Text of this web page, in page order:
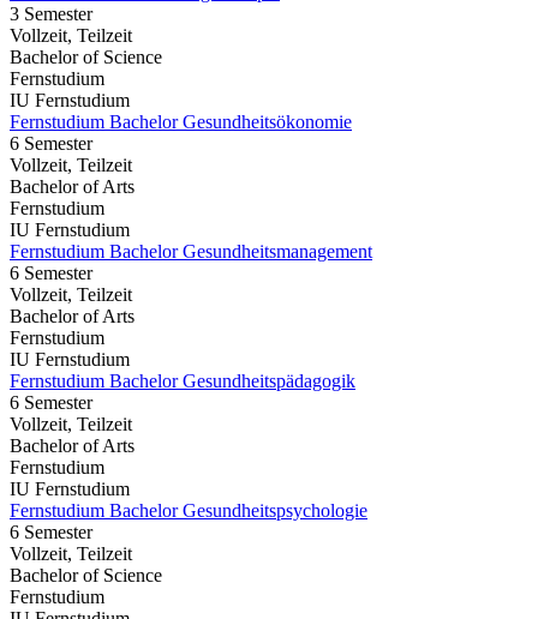
3 Semester
Vollzeit, Teilzeit
Bachelor of Science
Fernstudium
IU Fernstudium
Fernstudium Bachelor Gesundheitsökonomie
6 Semester
Vollzeit, Teilzeit
Bachelor of Arts
Fernstudium
IU Fernstudium
Fernstudium Bachelor Gesundheitsmanagement
6 Semester
Vollzeit, Teilzeit
Bachelor of Arts
Fernstudium
IU Fernstudium
Fernstudium Bachelor Gesundheitspädagogik
6 Semester
Vollzeit, Teilzeit
Bachelor of Arts
Fernstudium
IU Fernstudium
Fernstudium Bachelor Gesundheitspsychologie
6 Semester
Vollzeit, Teilzeit
Bachelor of Science
Fernstudium